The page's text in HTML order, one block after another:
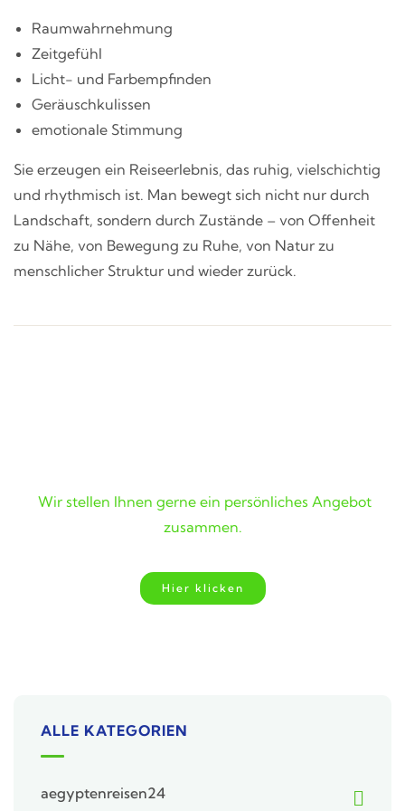
Raumwahrnehmung
Zeitgefühl
Licht- und Farbempfinden
Geräuschkulissen
emotionale Stimmung
Sie erzeugen ein Reiseerlebnis, das ruhig, vielschichtig
und rhythmisch ist. Man bewegt sich nicht nur durch
Landschaft, sondern durch Zustände – von Offenheit
zu Nähe, von Bewegung zu Ruhe, von Natur zu
menschlicher Struktur und wieder zurück.
Wir stellen Ihnen gerne ein persönliches Angebot
zusammen.
Hier klicken
ALLE KATEGORIEN
aegyptenreisen24